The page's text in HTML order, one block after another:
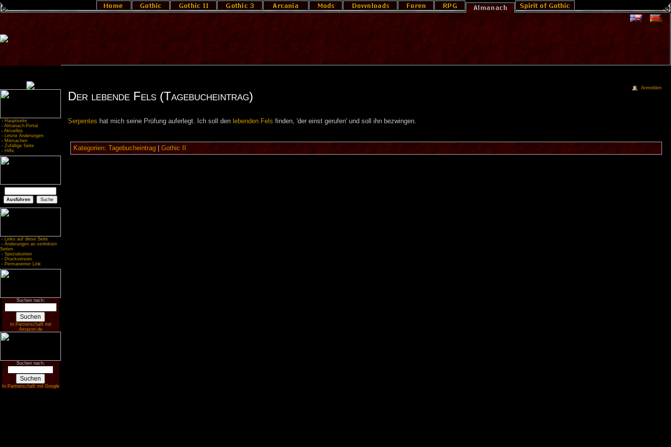
- Hauptseite
- Almanach-Portal
- Aktuelles
- Letzte Änderungen
- Mitmachen
- Zufällige Seite
- Hilfe
- Links auf diese Seite
- Änderungen an verlinkten
Seiten
- Spezialseiten
- Druckversion
- Permanenter Link
Suchen nach:
In Partnerschaft mit
Amazon.de
Suchen nach:
In Partnerschaft mit Google
Der lebende Fels (Tagebucheintrag)
Serpentes hat mich seine Prüfung auferlegt. Ich soll den lebenden Fels finden, 'der einst gerufen' und soll ihn bezwingen.
Kategorien: Tagebucheintrag| Gothic II
Anmelden